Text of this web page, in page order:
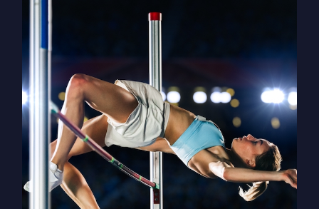
בטלה
יכולים
לעזור
לך
להשיג
את
המטרות